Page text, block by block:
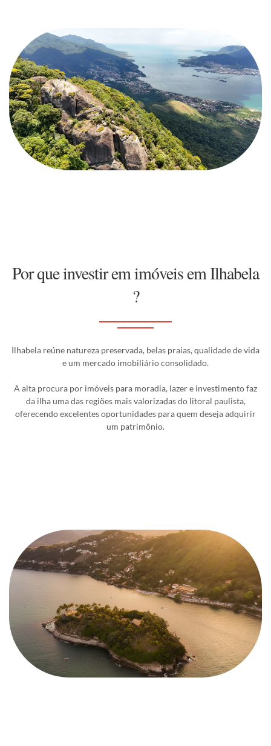
Por que investir em imóveis em Ilhabela
?
Ilhabela reúne natureza preservada, belas praias, qualidade de vida
e um mercado imobiliário consolidado.
A alta procura por imóveis para moradia, lazer e investimento faz
da ilha uma das regiões mais valorizadas do litoral paulista,
oferecendo excelentes oportunidades para quem deseja adquirir
um patrimônio.